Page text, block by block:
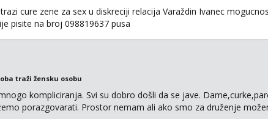
cure zene za sex u diskreciji relacija Varaždin Ivanec
pisite na broj 098819637 pusa
traži žensku osobu
kompliciranja. Svi su dobro došli da se jave.
porazgovarati. Prostor nemam ali ako smo za druženje